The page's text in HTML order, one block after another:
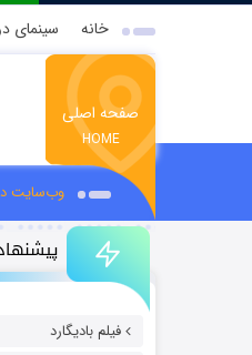
خانه سینمای
صفحه اصلی
HOME
وب‌سایت
فیلم بادیگارد